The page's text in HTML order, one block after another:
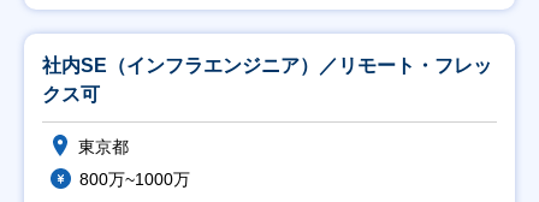
社内SE（インフラエンジニア）／リモート・フレッ
クス可
東京都
800万~1000万